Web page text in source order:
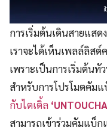
การเริ่มต้นเดินสายแสด
เราจะได้เห็นเพลล์ลิส
เพราะเป็นการเริ่มต้นทั
สำหรับการโปรโมตคัม
กับไตเติ้ล
สามารถเข้าร่วมคัมแบ็ก